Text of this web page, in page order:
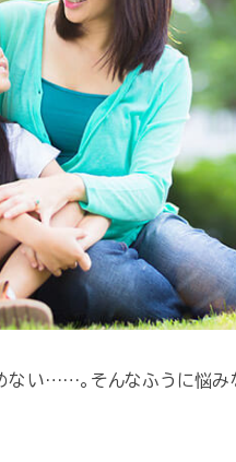
ない……。そんなふうに悩み